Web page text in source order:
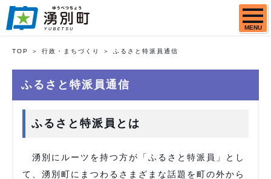
MENU
TOP 行政・まちづくり ふるさと特派員通信
ふるさと特派員通信
ふるさと特派員とは
湧別にルーツを持つ方が「ふるさと特派員」とし
て、湧別町にまつわるさまざまな話題を町の外から